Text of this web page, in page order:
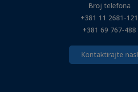
Broj telefona
+381 11 2681-121
+381 69 767-488
Kontaktirajte nas!